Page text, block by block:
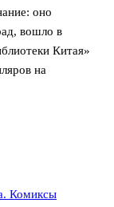
оно
вошло в
Китая»
на
Комиксы